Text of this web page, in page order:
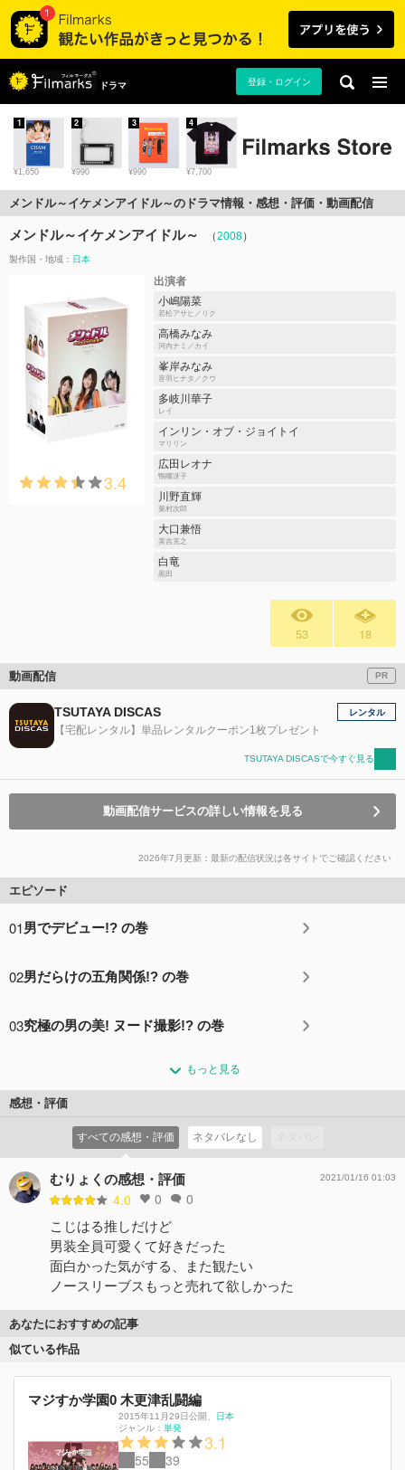
ドラマ 登録・ログイン
¥1,650
1
¥990
2
¥990
3
¥7,700
4
メンドル～イケメンアイドル～のドラマ情報・感想・評価・動画配信
メンドル～イケメンアイドル～ （2008）
製作国・地域： 日本
3.4
出演者
小嶋陽菜
若松アサヒ／リク
高橋みなみ
河内ナミ／カイ
峯岸みなみ
音羽ヒナタ／クウ
多岐川華子
レイ
インリン・オブ・ジョイトイ
マリリン
広田レオナ
鴨嘴冴子
川野直輝
葉村次郎
大口兼悟
美吉克之
白竜
黒田
53 18
動画配信 PR
TSUTAYA DISCAS
【宅配レンタル】単品レンタルクーポン1枚プレゼント
レンタル
TSUTAYA DISCASで今すぐ見る
動画配信サービスの詳しい情報を見る
2026年7月更新：最新の配信状況は各サイトでご確認ください
エピソード
01男でデビュー!? の巻
02男だらけの五角関係!? の巻
03究極の男の美! ヌード撮影!? の巻
もっと見る
感想・評価
すべての感想・評価 ネタバレなし
むりょくの感想・評価
4.0 0 0
2021/01/16 01:03
こじはる推しだけど
男装全員可愛くて好きだった
面白かった気がする、また観たい
ノースリーブスもっと売れて欲しかった
あなたにおすすめの記事
似ている作品
マジすか学園0 木更津乱闘編
2015年11月29日公開
日本
ジャンル： 単発
3.1
55 39